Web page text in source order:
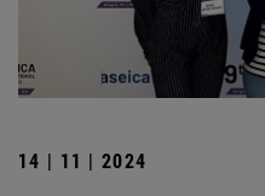
14 | 11 | 2024